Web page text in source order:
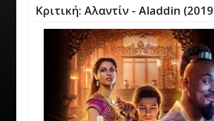
Κριτική: Αλαντίν - Aladdin